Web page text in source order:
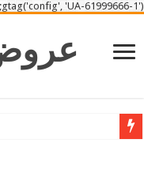
gtag('config', 'UA-61999666-1');